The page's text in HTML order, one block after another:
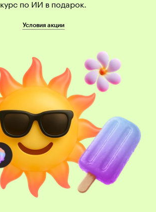
курс по ИИ в подарок.
Условия акции